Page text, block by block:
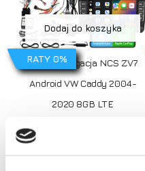
RATY 0%
Dodaj do koszyka
Radio Nawigacja NCS ZV7
Android VW Caddy 2004-
2020 8GB LTE